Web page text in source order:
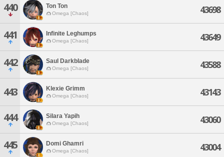
440 Ton Ton
Omega [Chaos] 43698
441 Infinite Leghumps
Omega [Chaos] 43649
442 Saul Darkblade
Omega [Chaos] 43588
443 Klexie Grimm
Omega [Chaos] 43143
444 Silara Yapih
Omega [Chaos] 43060
445 Domi Ghamri
Omega [Chaos] 43004